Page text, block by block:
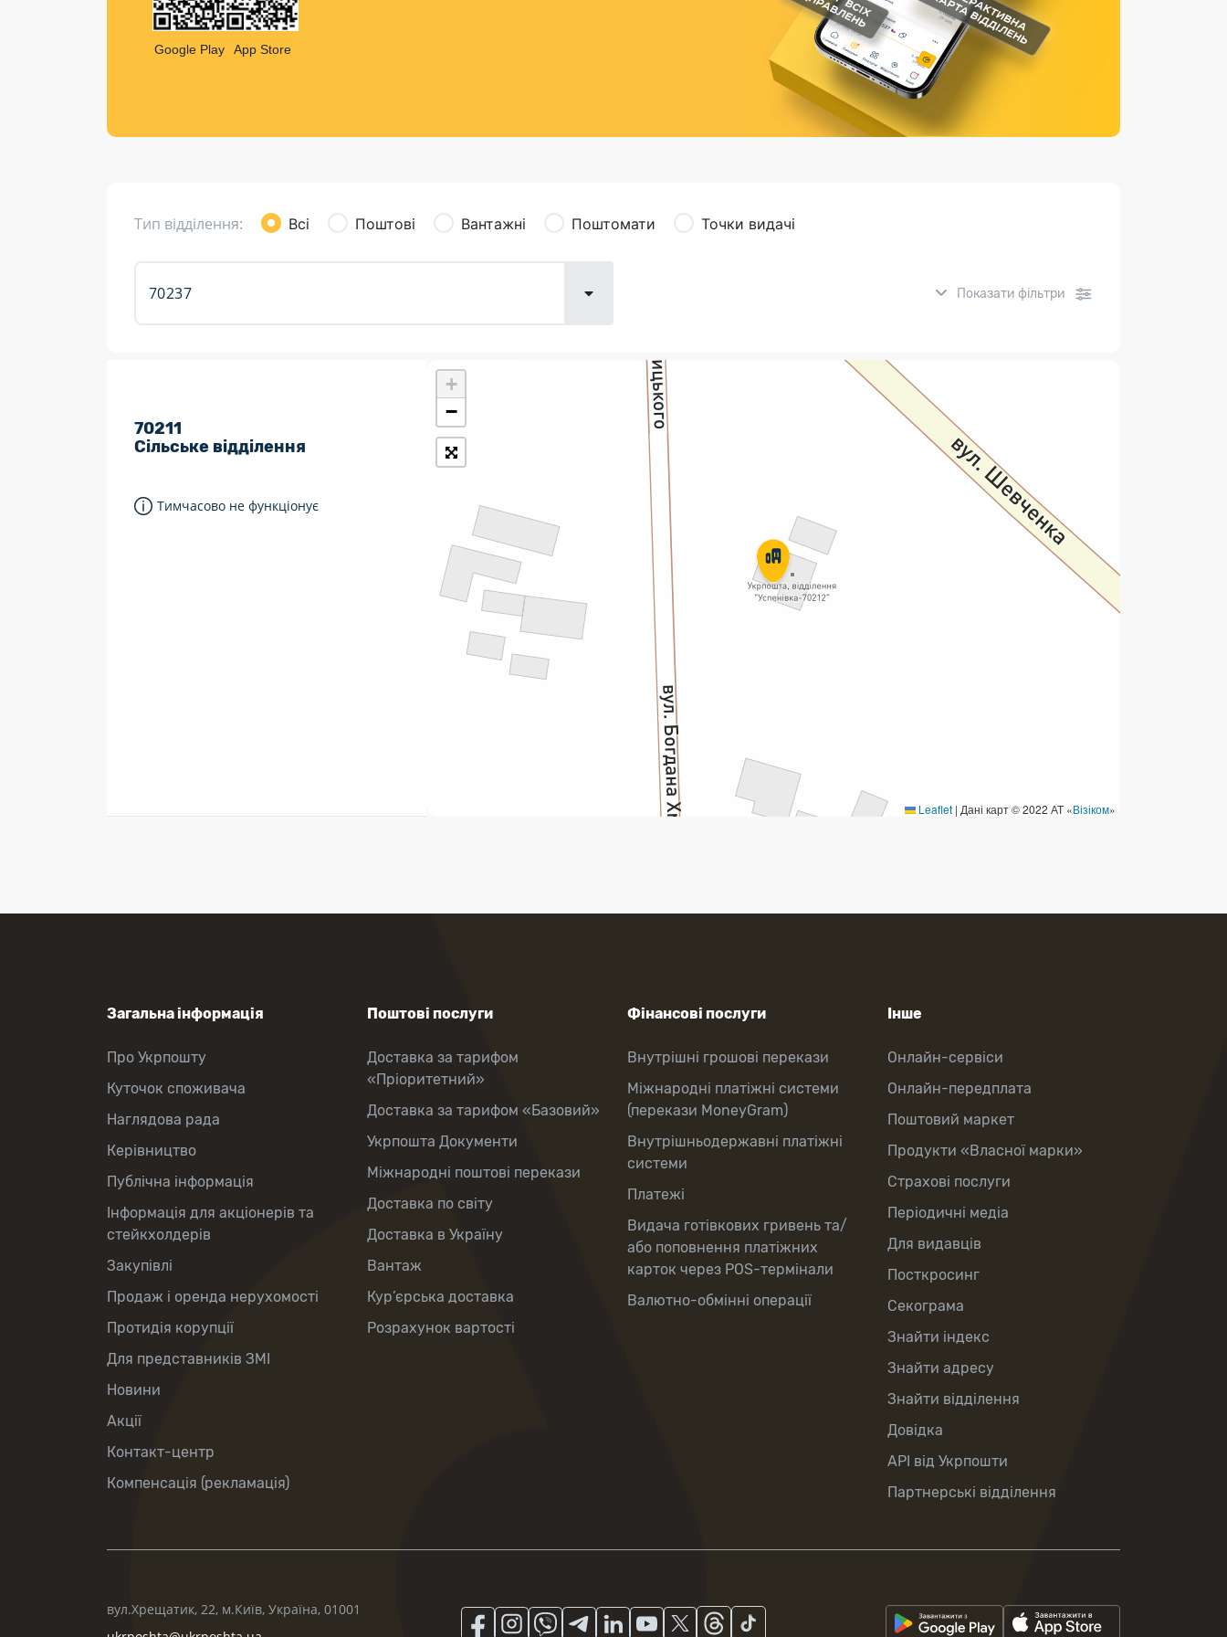
Листи та листівки
Кур’єрська доставка
Страхові послуги
Каталог «Укрпошта Маркет»
Google Play App Store
Тип відділення: Всі Поштові Вантажні Поштомати Точки видачі
Показати фільтри
7 днів на тиждень
Працюють у вихідні
Укрпошта Експрес/тариф
Укрпошта Стандарт/тариф «Базовий»
Доставка за межі України
Прийом вантажів
Фінансові послуги:
Термінові перекази
Комунальні та інші платежі
70211
Сільське відділення
Тимчасово не функціонує
+
−
Leaflet | Дані карт © 2022 АТ «Візіком»
Загальна інформація
Про Укрпошту
Куточок споживача
Наглядова рада
Керівництво
Публічна інформація
Інформація для акціонерів та
стейкхолдерів
Закупівлі
Продаж і оренда нерухомості
Протидія корупції
Для представників ЗМІ
Новини
Акції
Контакт-центр
Компенсація (рекламація)
Поштові послуги
Доставка за тарифом
«Пріоритетний»
Доставка за тарифом «Базовий»
Укрпошта Документи
Міжнародні поштові перекази
Доставка по світу
Доставка в Україну
Вантаж
Кур’єрська доставка
Розрахунок вартості
Фінансові послуги
Внутрішні грошові перекази
Міжнародні платіжні системи
(перекази MoneyGram)
Внутрішньодержавні платіжні
системи
Платежі
Видача готівкових гривень та/
або поповнення платіжних
карток через POS-термінали
Валютно-обмінні операції
Інше
Онлайн-сервіси
Онлайн-передплата
Поштовий маркет
Продукти «Власної марки»
Страхові послуги
Періодичні медіа
Для видавців
Посткросинг
Секограма
Знайти індекс
Знайти адресу
Знайти відділення
Довідка
API від Укрпошти
Партнерські відділення
вул.Хрещатик, 22, м.Київ, Україна, 01001